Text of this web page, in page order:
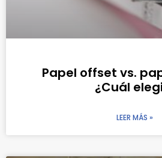
Papel offset vs.
¿Cuál
LEER MÁS »